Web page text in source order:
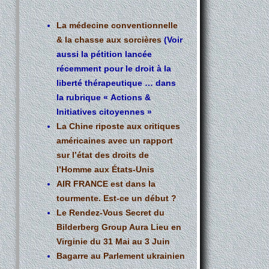
La médecine conventionnelle
& la chasse aux sorcières(Voir
aussi la pétition lancée
récemment pour le droit à la
liberté thérapeutique … dans
la rubrique «Actions &
Initiatives citoyennes»
La Chine riposte aux critiques
américaines avec un rapport
sur l’état des droits de
l’Homme aux États-Unis
AIR FRANCE est dans la
tourmente. Est-ce un début ?
Le Rendez-Vous Secret du
Bilderberg Group Aura Lieu en
Virginie du 31 Mai au 3 Juin
Bagarre au Parlement ukrainien